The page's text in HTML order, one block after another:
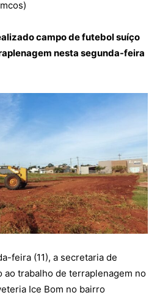
campo de futebol suíço
nesta segunda-feira
feira (11), a secretaria de
trabalho de terraplenagem no
Ice Bom no bairro